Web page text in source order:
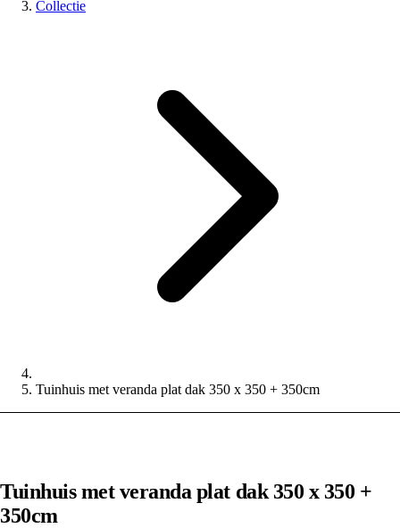
Collectie
Tuinhuis met veranda plat dak 350 x 350 + 350cm
Tuinhuis met veranda plat dak 350 x 350 +
350cm